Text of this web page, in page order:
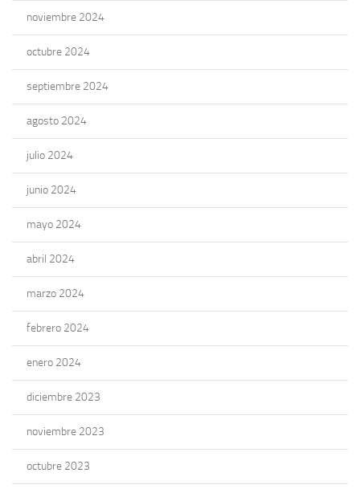
noviembre 2024
octubre 2024
septiembre 2024
agosto 2024
julio 2024
junio 2024
mayo 2024
abril 2024
marzo 2024
febrero 2024
enero 2024
diciembre 2023
noviembre 2023
octubre 2023